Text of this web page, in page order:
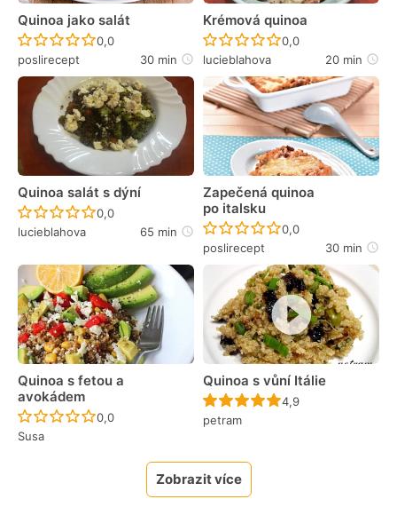
Quinoa jako salát
Recept ještě nebyl hodnocen
0,0
poslirecept
30 min
Krémová quinoa
Recept ještě nebyl
0,0
lucieblahova
20 min
Quinoa salát s dýní
Recept ještě nebyl hodnocen
0,0
lucieblahova
65 min
Zapečená quinoa
po italsku
Recept ještě nebyl
0,0
poslirecept
30 min
Quinoa s fetou a
avokádem
Recept ještě nebyl hodnocen
0,0
Susa
Quinoa s vůní Itálie
Recept ještě nebyl
4,9
petram
Zobrazit více